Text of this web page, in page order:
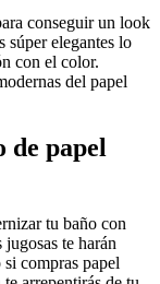
conseguir un look
súper elegantes lo
con el color.
del papel
de papel
tu baño con
te harán
si compras papel